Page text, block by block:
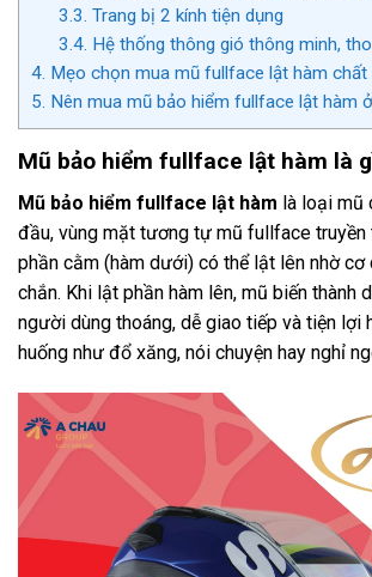
3.3. Trang bị 2 kính tiện dụng
3.4. Hệ thống thông gió thông minh,
4. Mẹo chọn mua mũ fullface lật hàm chất
5. Nên mua mũ bảo hiểm fullface lật hàm
Mũ bảo hiểm fullface lật hàm là
Mũ bảo hiểm fullface lật hàm là loại mũ
đầu, vùng mặt tương tự mũ fullface truyền
phần cằm (hàm dưới) có thể lật lên nhờ cơ
chắn. Khi lật phần hàm lên, mũ biến thành
người dùng thoáng, dễ giao tiếp và tiện lợi
huống như đổ xăng, nói chuyện hay nghỉ